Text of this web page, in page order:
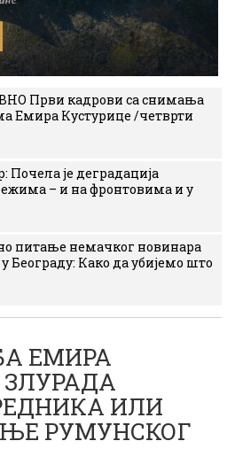
Први кадрови са снимања
Емира Кустурице /четврти
Почела је деградација
– и на фронтовима и у
питање немачког новинара
Београду: Како да убијемо што
ЕМИРА
ИЛИ
РУМУНСКОГ